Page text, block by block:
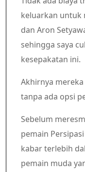
keluarkan untuk
dan Aron
sehingga saya
kesepakatan ini.
Akhirnya
tanpa ada opsi
Sebelum
pemain
kabar terlebih
pemain muda